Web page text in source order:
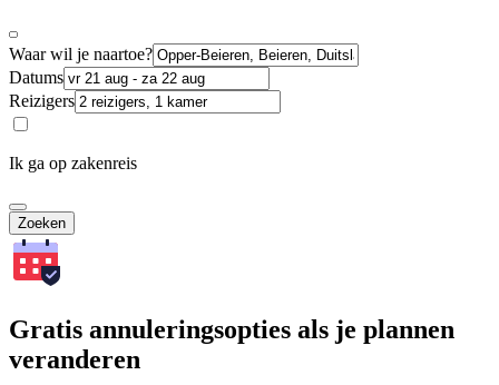
Waar wil je naartoe?
Datums
Reizigers
Ik ga op zakenreis
Zoeken
Gratis annuleringsopties als je plannen
veranderen